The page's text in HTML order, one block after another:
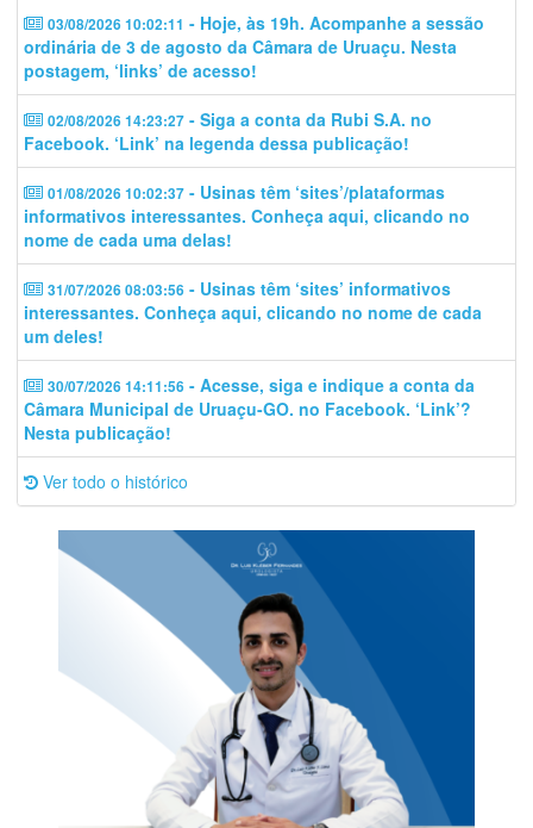
03/08/2026 10:02:11 - Hoje, às 19h. Acompanhe a sessão
ordinária de 3 de agosto da Câmara de Uruaçu. Nesta
postagem, ‘links’ de acesso!
02/08/2026 14:23:27 - Siga a conta da Rubi S.A. no
Facebook. ‘Link’ na legenda dessa publicação!
01/08/2026 10:02:37 - Usinas têm ‘sites’/plataformas
informativos interessantes. Conheça aqui, clicando no
nome de cada uma delas!
31/07/2026 08:03:56 - Usinas têm ‘sites’ informativos
interessantes. Conheça aqui, clicando no nome de cada
um deles!
30/07/2026 14:11:56 - Acesse, siga e indique a conta da
Câmara Municipal de Uruaçu-GO. no Facebook. ‘Link’?
Nesta publicação!
Ver todo o histórico